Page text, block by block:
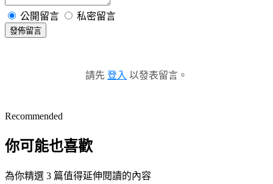
公開留言 私密留言
發佈留言
請先 登入 以發表留言。
Recommended
你可能也喜歡
為你精選 3 篇值得延伸閱讀的內容